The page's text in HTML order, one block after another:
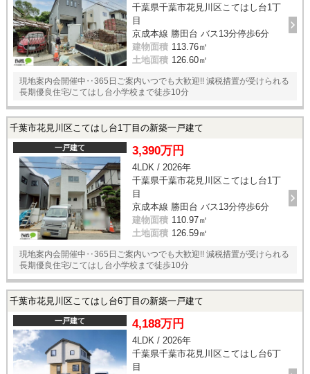
千葉県千葉市花見川区こてはし台1丁
目
京成本線 勝田台 バス13分停歩6分
建物面積 113.76㎡
土地面積 126.60㎡
現地案内会開催中‥365日ご案内いつでも大歓迎!! 減税措置が受けられる
長期優良住宅/こてはし台小学校まで徒歩10分
千葉市花見川区こてはし台1丁目の新築一戸建て
一戸建て 3,390万円
4LDK / 2026年
千葉県千葉市花見川区こてはし台1丁
目
京成本線 勝田台 バス13分停歩6分
建物面積 110.97㎡
土地面積 126.59㎡
現地案内会開催中‥365日ご案内いつでも大歓迎!! 減税措置が受けられる
長期優良住宅/こてはし台小学校まで徒歩10分
千葉市花見川区こてはし台6丁目の新築一戸建て
一戸建て 4,188万円
4LDK / 2026年
千葉県千葉市花見川区こてはし台6丁
目